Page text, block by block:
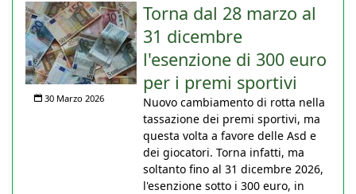
30 Marzo 2026
Torna dal 28 marzo al
31 dicembre
l'esenzione di 300 euro
per i premi sportivi
Nuovo cambiamento di rotta nella
tassazione dei premi sportivi, ma
questa volta a favore delle Asd e
dei giocatori. Torna infatti, ma
soltanto fino al 31 dicembre 2026,
l'esenzione sotto i 300 euro, in